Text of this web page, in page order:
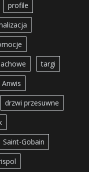
profile
targi
Anwis
drzwi przesuwne
Saint-Gobain